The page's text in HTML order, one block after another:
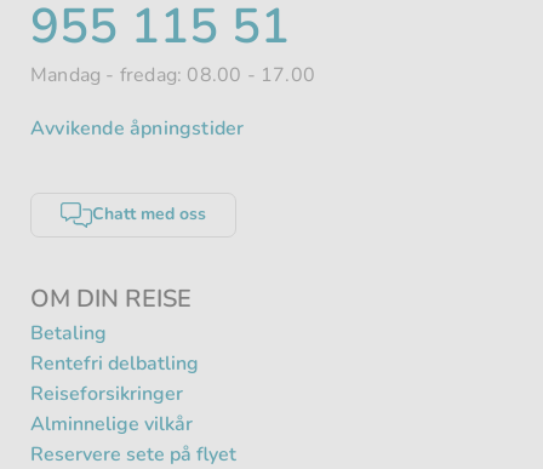
OM DIN REISE
Betaling
Rentefri delbatling
Reiseforsikringer
Alminnelige vilkår
Reservere sete på flyet
TELEFONNUMMER
955 115 51
Mandag - fredag: 08.00 - 17.00
Avvikende åpningstider
Chatt med oss